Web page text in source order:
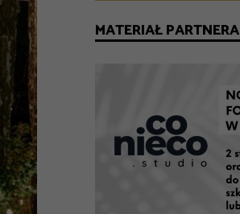
MATERIAŁ PARTNERA